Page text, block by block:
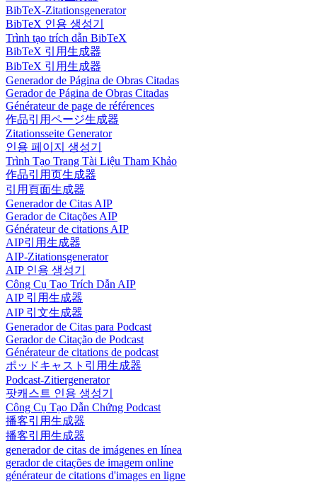
BibTeX-Zitationsgenerator
BibTeX 인용 생성기
Trình tạo trích dẫn BibTeX
BibTeX 引用生成器
BibTeX 引用生成器
Generador de Página de Obras Citadas
Gerador de Página de Obras Citadas
Générateur de page de références
作品引用ページ生成器
Zitationsseite Generator
인용 페이지 생성기
Trình Tạo Trang Tài Liệu Tham Khảo
作品引用页生成器
引用頁面生成器
Generador de Citas AIP
Gerador de Citações AIP
Générateur de citations AIP
AIP引用生成器
AIP-Zitationsgenerator
AIP 인용 생성기
Công Cụ Tạo Trích Dẫn AIP
AIP 引用生成器
AIP 引文生成器
Generador de Citas para Podcast
Gerador de Citação de Podcast
Générateur de citations de podcast
ポッドキャスト引用生成器
Podcast-Zitiergenerator
팟캐스트 인용 생성기
Công Cụ Tạo Dẫn Chứng Podcast
播客引用生成器
播客引用生成器
generador de citas de imágenes en línea
gerador de citações de imagem online
générateur de citations d'images en ligne